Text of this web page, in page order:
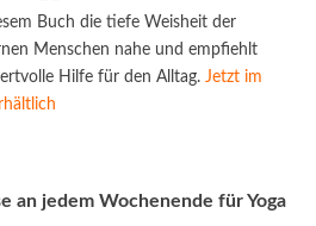
Buch die tiefe Weisheit der
Menschen nahe und empfiehlt
Hilfe für den Alltag. Jetzt im
an jedem Wochenende für Yoga